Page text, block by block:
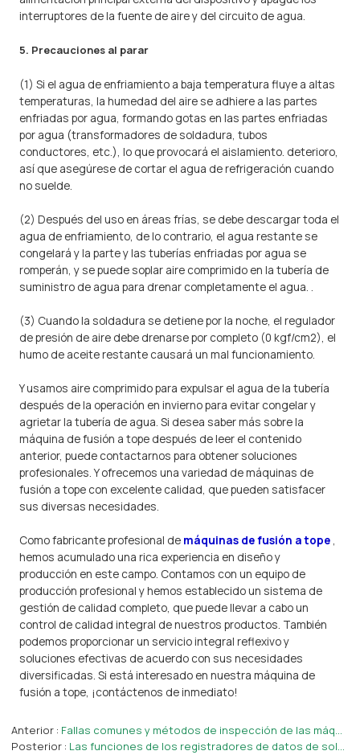
interruptores de la fuente de aire y del circuito de agua.
5. Precauciones al parar
(1) Si el agua de enfriamiento a baja temperatura fluye a altas
temperaturas, la humedad del aire se adhiere a las partes
enfriadas por agua, formando gotas en las partes enfriadas
por agua (transformadores de soldadura, tubos
conductores, etc.), lo que provocará el aislamiento. deterioro,
así que asegúrese de cortar el agua de refrigeración cuando
no suelde.
(2) Después del uso en áreas frías, se debe descargar toda el
agua de enfriamiento, de lo contrario, el agua restante se
congelará y la parte y las tuberías enfriadas por agua se
romperán, y se puede soplar aire comprimido en la tubería de
suministro de agua para drenar completamente el agua. .
(3) Cuando la soldadura se detiene por la noche, el regulador
de presión de aire debe drenarse por completo (0 kgf/cm2), el
humo de aceite restante causará un mal funcionamiento.
Y usamos aire comprimido para expulsar el agua de la tubería
después de la operación en invierno para evitar congelar y
agrietar la tubería de agua. Si desea saber más sobre la
máquina de fusión a tope después de leer el contenido
anterior, puede contactarnos para obtener soluciones
profesionales. Y ofrecemos una variedad de máquinas de
fusión a tope con excelente calidad, que pueden satisfacer
sus diversas necesidades.
Como fabricante profesional de máquinas de fusión a tope,
hemos acumulado una rica experiencia en diseño y
producción en este campo. Contamos con un equipo de
producción profesional y hemos establecido un sistema de
gestión de calidad completo, que puede llevar a cabo un
control de calidad integral de nuestros productos. También
podemos proporcionar un servicio integral reflexivo y
soluciones efectivas de acuerdo con sus necesidades
diversificadas. Si está interesado en nuestra máquina de
fusión a tope, ¡contáctenos de inmediato!
Anterior
Fallas comunes y métodos de inspección de las máquinas de fusión a tope
Posterior
Las funciones de los registradores de datos de soldadura